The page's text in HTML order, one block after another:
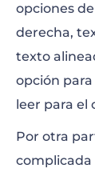
opciones
derecha,
texto
opción
leer para el
Por otra
complicada